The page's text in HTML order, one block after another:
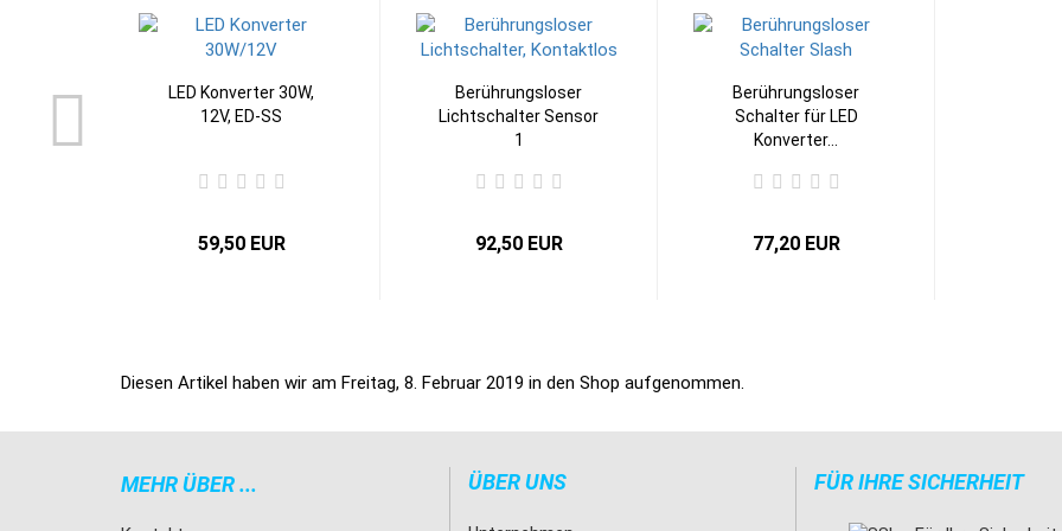
LED Konverter 30W,
12V, ED-SS
59,50 EUR
Berührungsloser
Lichtschalter Sensor
1
92,50 EUR
Berührungsloser
Schalter für LED
Konverter...
77,20 EUR
Diesen Artikel haben wir am Freitag, 8. Februar 2019 in den Shop aufgenommen.
MEHR ÜBER ... ÜBER UNS FÜR IHRE SICHERHEIT